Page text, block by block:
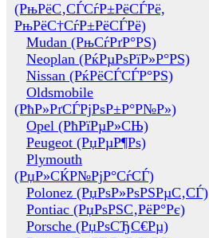
(РњРёС‚СЃСѓР±РёСЃРё,
РњРёС†СѓР±РёСЃРё)
Mudan (РњСѓРґР°РЅ)
Neoplan (РќРµРѕРїР»Р°РЅ)
Nissan (РќРёСЃСЃР°РЅ)
Oldsmobile
(РћР»РґСЃРјРѕР±Р°Р№Р»)
Opel (РћРїРµР»СЊ)
Peugeot (РџРµР¶Рѕ)
Plymouth
(РџР»СЌР№РјР°СѓСЃ)
Polonez (РџРѕР»РѕРЅРµС‚СЃ)
Pontiac (РџРѕРЅС‚РёР°Рє)
Porsche (РџРѕСЂС€Рµ)